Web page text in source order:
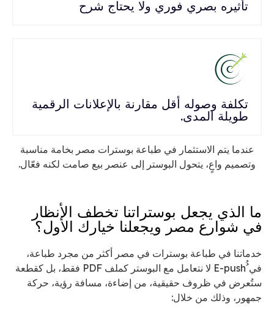
تأثيره بصري فوري ولا يحتاج شرح
تكلفة وصوله أقل مقارنة بالإعلانات الرقمية
طويلة المدى.
عندما يتم الاستثمار في طباعة بوسترات مصر بخامة مناسبة
وتصميم واعٍ، يتحول البوستر إلى عنصر بيع صامت لكنه فعّال.
ما الذي يجعل بوستراتنا تخطف الأنظار
في شوارع مصر ويجعلنا خيارك الأول؟
خدماتنا في طباعة بوسترات في مصر أكثر من مجرد طباعة،
في ُُE-push لا نتعامل مع البوستر كملف PDF فقط، بل كقطعة
ستُعرض في ظروف حقيقية، من إضاءة، مسافة رؤية، حركة
جمهور، وذلك من خلال: